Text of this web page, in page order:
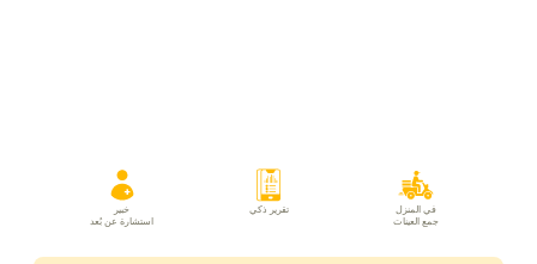
في المنزل
جمع العينات
تقرير ذكي
خبير
استشارة عن بُعد